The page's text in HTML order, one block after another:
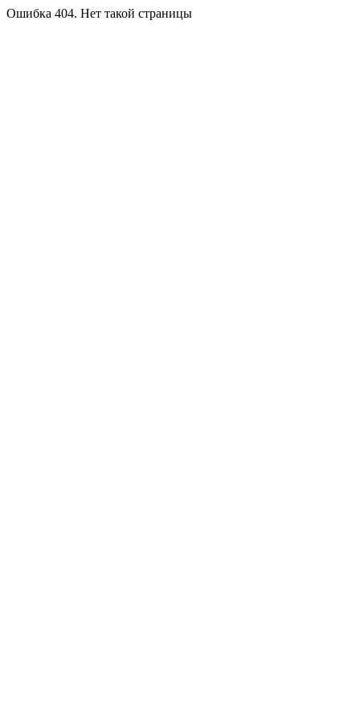
Ошибка 404. Нет такой страницы